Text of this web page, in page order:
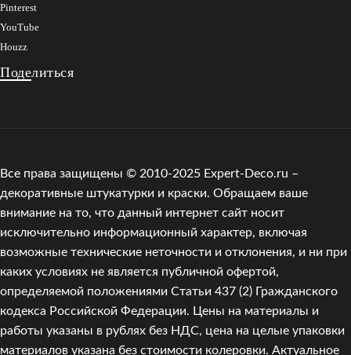
Pinterest
YouTube
Houzz
Поделиться
Все права защищены © 2010-2025 Expert-Deco.ru –
декоративные штукатурки и краски. Обращаем ваше
внимание на то, что данный интернет сайт носит
исключительно информационный характер, включая
возможные технические неточности и отклонения, и ни при
каких условиях не является публичной офертой,
определяемой положениями Статьи 437 (2) Гражданского
кодекса Российской Федерации. Цены на материалы и
работы указаны в рублях без НДС, цена на целые упаковки
материалов указана без стоимости колеровки. Актуальное